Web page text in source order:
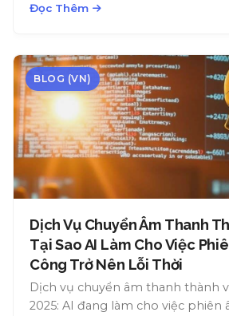
Đọc Thêm
BLOG (VN)
Dịch Vụ Chuyển Âm Thanh
Tại Sao AI Làm Cho Việc
Công Trở Nên Lỗi Thời
Dịch vụ chuyển âm thanh thành
2025: AI đang làm cho việc phiên